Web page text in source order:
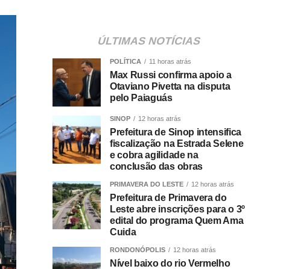
ÚLTIMAS NOTÍCIAS
POLÍTICA 11 horas atrás
Max Russi confirma apoio a
Otaviano Pivetta na disputa
pelo Paiaguás
SINOP 12 horas atrás
Prefeitura de Sinop intensifica
fiscalização na Estrada Selene
e cobra agilidade na
conclusão das obras
PRIMAVERA DO LESTE 12 horas atrás
Prefeitura de Primavera do
Leste abre inscrições para o 3º
edital do programa Quem Ama
Cuida
RONDONÓPOLIS 12 horas atrás
Nível baixo do rio Vermelho